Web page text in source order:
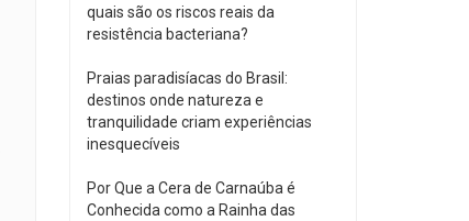
quais são os riscos reais da
resistência bacteriana?
Praias paradisíacas do Brasil:
destinos onde natureza e
tranquilidade criam experiências
inesquecíveis
Por Que a Cera de Carnaúba é
Conhecida como a Rainha das